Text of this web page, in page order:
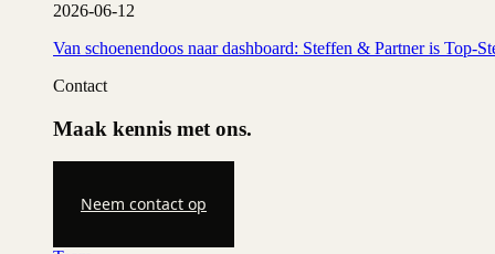
2026-06-12
Van schoenendoos naar dashboard: Steffen & Partner is Top-
Contact
Maak kennis met ons.
Neem contact op